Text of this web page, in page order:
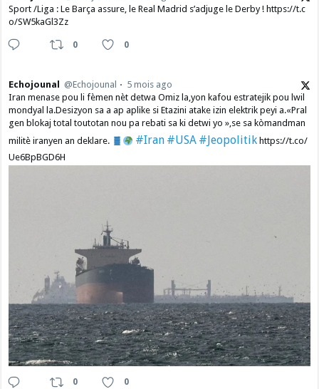
Sport /Liga : Le Barça assure, le Real Madrid s’adjuge le Derby ! https://t.c
o/SW5kaGl3Zz
0 0
Echojounal @Echojounal
5 mois ago
Iran menase pou li fèmen nèt detwa Omiz la,yon kafou estratejik pou lwil
mondyal la.Desizyon sa a ap aplike si Etazini atake izin elektrik peyi a.​«Pral
gen blokaj total toutotan nou pa rebati sa ki detwi yo »,se sa kòmandman
militè iranyen an deklare.
#Iran #USA #Jeopolitikhttps://t.co/
Ue6BpBGD6H
0 0